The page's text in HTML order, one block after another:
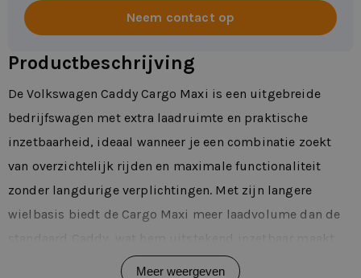
Neem contact op
Productbeschrijving
De Volkswagen Caddy Cargo Maxi is een uitgebreide
bedrijfswagen met extra laadruimte en praktische
inzetbaarheid, ideaal wanneer je een combinatie zoekt
van overzichtelijk rijden en maximale functionaliteit
zonder langdurige verplichtingen. Met zijn langere
wielbasis biedt de Cargo Maxi meer laadvolume dan de
voor leveringen, servicewerk of projectmatige
Meer weergeven